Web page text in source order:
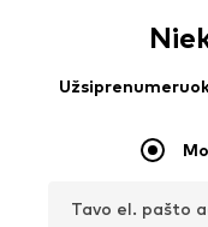
Tavo el. pašto